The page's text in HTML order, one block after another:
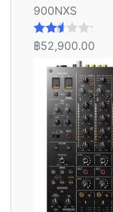
900NXS
ให้
2.56
ตั้งแต่
คะแน
฿52,900.00